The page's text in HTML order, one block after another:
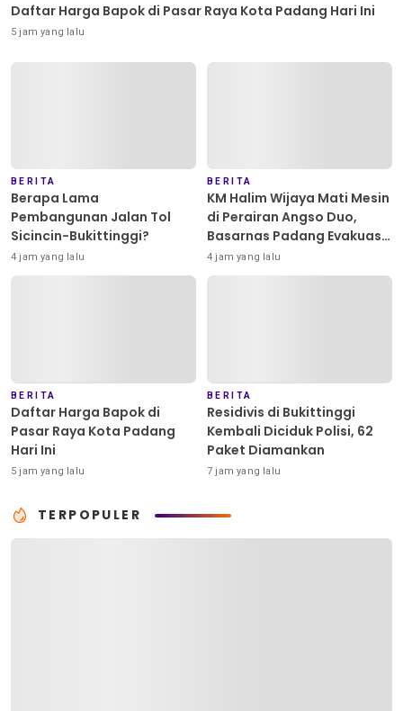
Daftar Harga Bapok di Pasar Raya Kota Padang Hari Ini
5 jam yang lalu
BERITA
Berapa Lama
Pembangunan Jalan Tol
Sicincin-Bukittinggi?
4 jam yang lalu
BERITA
KM Halim Wijaya Mati Mesin
di Perairan Angso Duo,
Basarnas Padang Evakuasi
Dua ABK Selamat
4 jam yang lalu
BERITA
Daftar Harga Bapok di
Pasar Raya Kota Padang
Hari Ini
5 jam yang lalu
BERITA
Residivis di Bukittinggi
Kembali Diciduk Polisi, 62
Paket Diamankan
7 jam yang lalu
TERPOPULER